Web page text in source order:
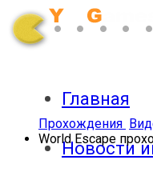
Главная
Новости
Прохождения
World Escape